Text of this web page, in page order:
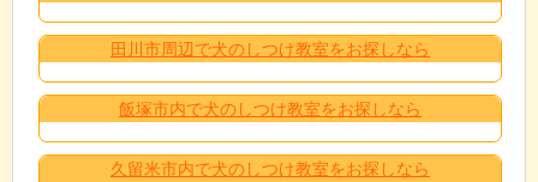
田川市周辺で犬のしつけ教室をお探しなら
飯塚市内で犬のしつけ教室をお探しなら
久留米市内で犬のしつけ教室をお探しなら